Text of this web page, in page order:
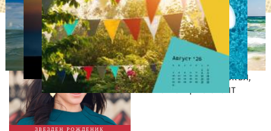
ЗВЕЗДЕН РОЖДЕНИК
ДНЕС ПРАЗНУВАТ
Преди да стане
херцогиня: 10 любопитни
факта за Меган Маркъл,
които малцина знаят